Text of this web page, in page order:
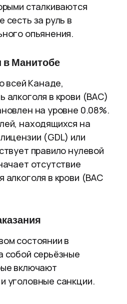
сталкиваются
за руль в
опьянения.
Манитобе
всей Канаде,
алкоголя в крови (BAC)
на уровне 0.08%.
находящихся на
(GDL) или
правило нулевой
отсутствие
алкоголя в крови (BAC
состоянии в
собой серьёзные
включают
уголовные санкции.